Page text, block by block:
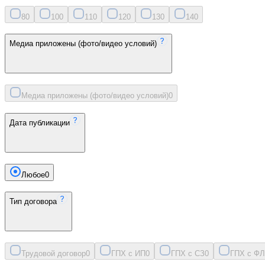
80 100 11 0 120 130 140
Медиа приложены (фото/видео условий)
Медиа приложены (фото/видео условий)0
Дата публикации
Любое0
Тип договора
Трудовой договор0 ГПХ с ИП0 ГПХ с СЗ0 ГПХ с ФЛ